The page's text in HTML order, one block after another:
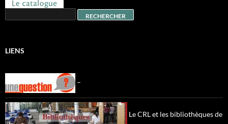
LIENS
–
Le CRL et les bibliothèques de